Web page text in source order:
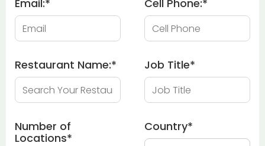
Email:* Cell Phone:*
Restaurant Name:* Job Title*
Number of
Locations*
Country*